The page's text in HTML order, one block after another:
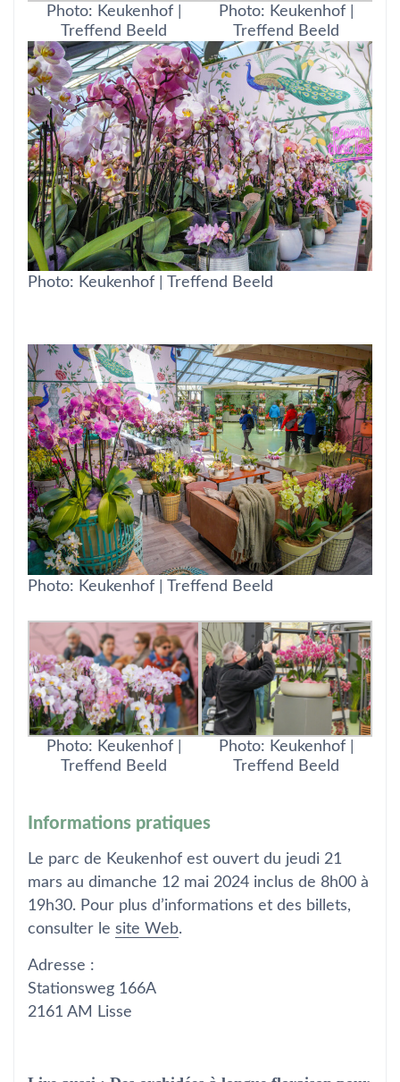
Photo: Keukenhof |
Treffend Beeld
Photo: Keukenhof |
Treffend Beeld
Photo: Keukenhof | Treffend Beeld
Photo: Keukenhof | Treffend Beeld
Photo: Keukenhof |
Treffend Beeld
Photo: Keukenhof |
Treffend Beeld
Informations pratiques
Le parc de Keukenhof est ouvert du jeudi 21
mars au dimanche 12 mai 2024 inclus de 8h00 à
19h30. Pour plus d’informations et des billets,
consulter le site Web.
Adresse :
Stationsweg 166A
2161 AM Lisse